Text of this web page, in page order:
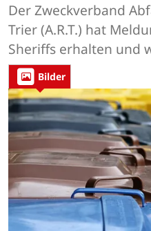
Der Zweckverband
Trier (A.R.T.) hat
Sheriffs erhalten und
Bilder